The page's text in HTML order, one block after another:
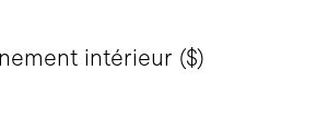
intérieur ($)